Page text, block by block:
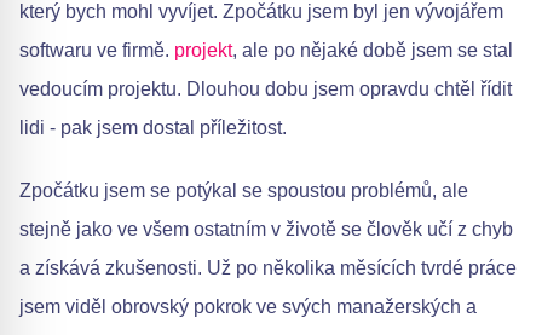
který bych mohl vyvíjet. Zpočátku jsem byl jen vývojářem
softwaru ve firmě. projekt, ale po nějaké době jsem se stal
vedoucím projektu. Dlouhou dobu jsem opravdu chtěl řídit
lidi - pak jsem dostal příležitost.
Zpočátku jsem se potýkal se spoustou problémů, ale
stejně jako ve všem ostatním v životě se člověk učí z chyb
a získává zkušenosti. Už po několika měsících tvrdé práce
jsem viděl obrovský pokrok ve svých manažerských a